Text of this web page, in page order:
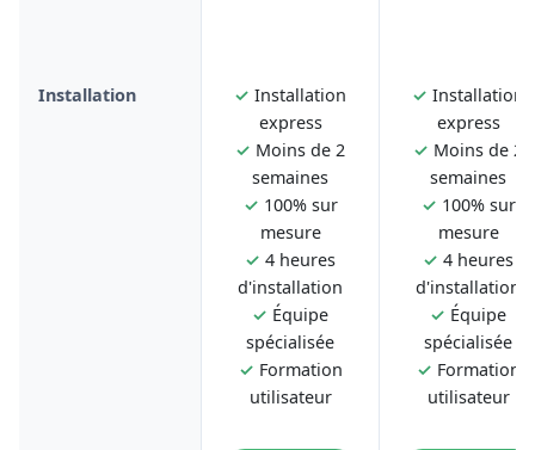
Installation ✓ Installation
express
✓ Moins de 2
semaines
✓ 100% sur
mesure
✓ 4 heures
d'installation
✓ Équipe
spécialisée
✓ Formation
utilisateur
✓ Installation
express
✓ Moins de 2
semaines
✓ 100% sur
mesure
✓ 4 heures
d'installation
✓ Équipe
spécialisée
✓ Formation
utilisateur